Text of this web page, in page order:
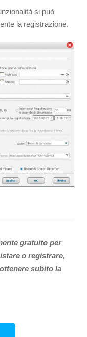
si può
la registrazione.
gratuito per
o registrare,
subito la